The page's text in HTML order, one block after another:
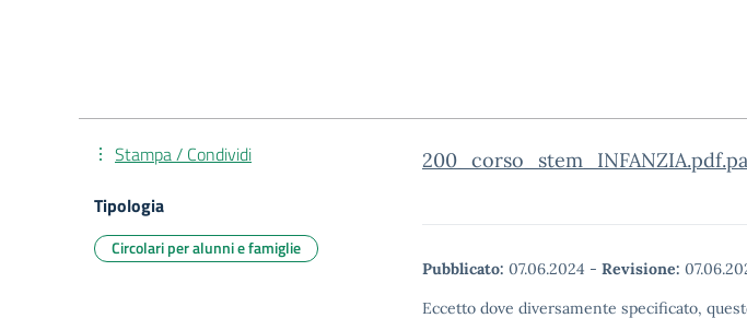
Pubblicato: 07.06.2024 - Revisione:
Eccetto dove diversamente specificato,
Stampa / Condividi
Tipologia
Circolari per alunni e famiglie